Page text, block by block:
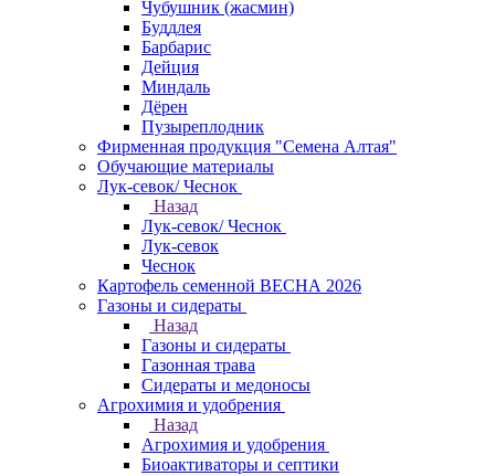
Чубушник (жасмин)
Буддлея
Барбарис
Дейция
Миндаль
Дёрен
Пузыреплодник
Фирменная продукция "Семена Алтая"
Обучающие материалы
Лук-севок/ Чеснок
Назад
Лук-севок/ Чеснок
Лук-севок
Чеснок
Картофель семенной ВЕСНА 2026
Газоны и сидераты
Назад
Газоны и сидераты
Газонная трава
Сидераты и медоносы
Агрохимия и удобрения
Назад
Агрохимия и удобрения
Биоактиваторы и септики